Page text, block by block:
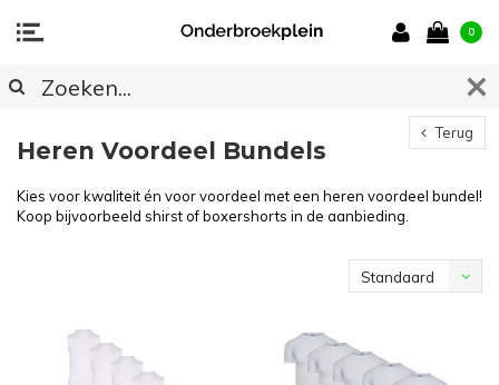
0
Terug
Heren Voordeel Bundels
Kies voor kwaliteit én voor voordeel met een heren voordeel bundel!
Koop bijvoorbeeld shirst of boxershorts in de aanbieding.
Standaard